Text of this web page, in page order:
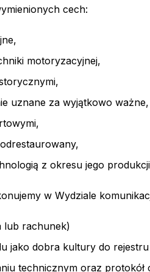
cech:
motoryzacyjnej,
uznane za wyjątkowo ważne,
z okresu jego
w Wydziale
lub rachunek)
jako dobra kultury do
technicznym oraz protokół